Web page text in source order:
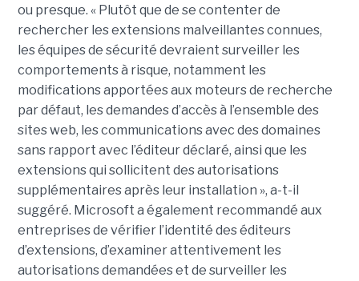
ou presque. « Plutôt que de se contenter de
rechercher les extensions malveillantes connues,
les équipes de sécurité devraient surveiller les
comportements à risque, notamment les
modifications apportées aux moteurs de recherche
par défaut, les demandes d’accès à l’ensemble des
sites web, les communications avec des domaines
sans rapport avec l’éditeur déclaré, ainsi que les
extensions qui sollicitent des autorisations
supplémentaires après leur installation », a-t-il
suggéré. Microsoft a également recommandé aux
entreprises de vérifier l’identité des éditeurs
d’extensions, d’examiner attentivement les
autorisations demandées et de surveiller les